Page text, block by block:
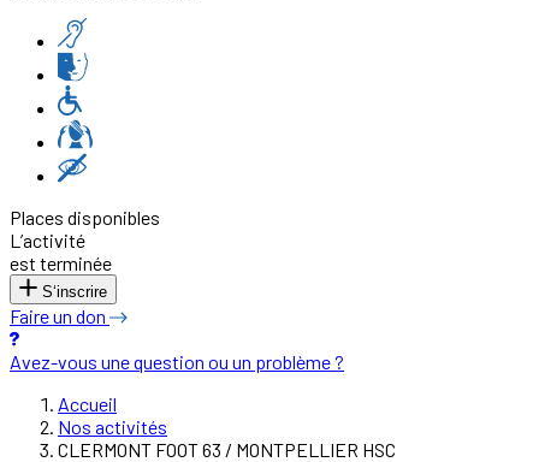
Places disponibles
L’activité
est terminée
S‘inscrire
Faire un don
Avez-vous une question ou un problème ?
Accueil
Nos activités
CLERMONT FOOT 63 / MONTPELLIER HSC